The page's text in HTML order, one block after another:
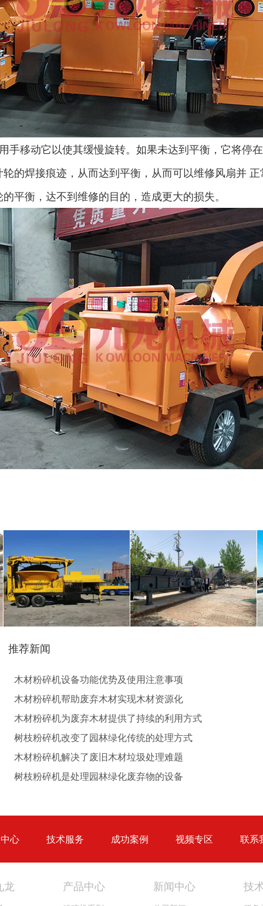
手移动它以使其缓慢旋转。如果未达到平衡，它将停
的焊接痕迹，从而达到平衡，从而可以维修风扇并
平衡，达不到维修的目的，造成更大的损失。
大型秸秆粉碎机 废旧轮胎胶粉设备...
推荐新闻
木材粉碎机设备功能优势及使用注意事项
木材粉碎机帮助废弃木材实现木材资源化
木材粉碎机为废弃木材提供了持续的利用方式
树枝粉碎机改变了园林绿化传统的处理方式
木材粉碎机解决了废旧木材垃圾处理难题
树枝粉碎机是处理园林绿化废弃物的设备
心 技术服务 成功案例 视频专区 联系
龙 产品中心 新闻中心 技